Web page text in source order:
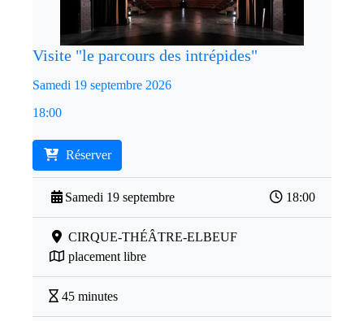
Visite "le parcours des intrépides"
Samedi 19 septembre 2026
18:00
Réserver
Samedi 19 septembre 18:00
CIRQUE-THÉÂTRE-ELBEUF
placement libre
45 minutes